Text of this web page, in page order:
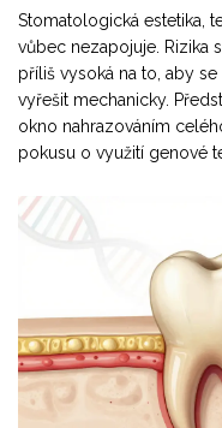
Stomatologická estetika,
vůbec nezapojuje. Rizika
příliš vysoká na to, aby
vyřešit mechanicky.
okno nahrazováním
pokusu o využití genové